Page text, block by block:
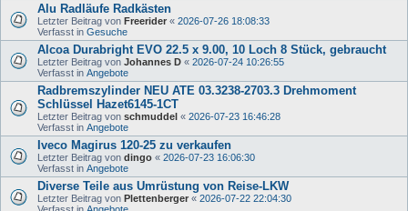
Alu Radläufe Radkästen
Letzter Beitrag von Freerider « 2026-07-26 18:08:33
Verfasst in Gesuche
Alcoa Durabright EVO 22.5 x 9.00, 10 Loch 8 Stück, gebraucht
Letzter Beitrag von Johannes D « 2026-07-24 10:26:55
Verfasst in Angebote
Radbremszylinder NEU ATE 03.3238-2703.3 Drehmoment
Schlüssel Hazet6145-1CT
Letzter Beitrag von schmuddel « 2026-07-23 16:46:28
Verfasst in Angebote
Iveco Magirus 120-25 zu verkaufen
Letzter Beitrag von dingo « 2026-07-23 16:06:30
Verfasst in Angebote
Diverse Teile aus Umrüstung von Reise-LKW
Letzter Beitrag von Plettenberger « 2026-07-22 22:04:30
Verfasst in Angebote